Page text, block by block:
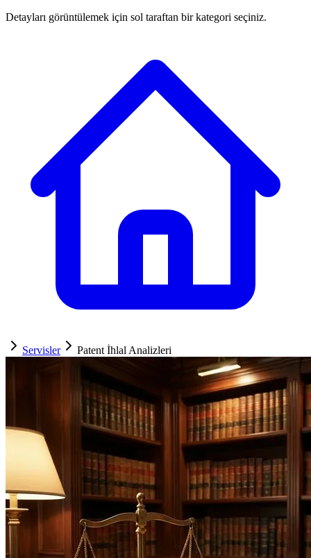
Detayları görüntülemek için sol taraftan bir kategori seçiniz.
Servisler Patent İhlal Analizleri